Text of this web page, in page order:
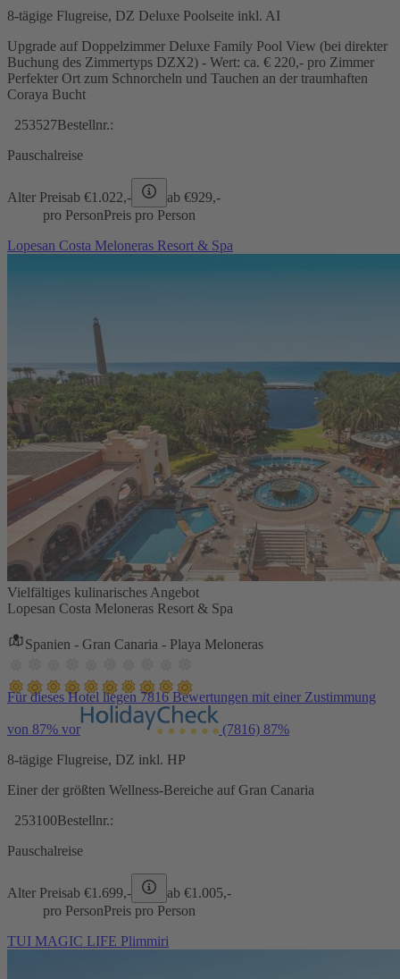
8-tägige Flugreise, DZ Deluxe Poolseite inkl. AI
Upgrade auf Doppelzimmer Deluxe Family Pool View (bei direkter
Buchung des Zimmertyps DZX2) - Wert: ca. € 220,- pro Zimmer
Perfekter Ort zum Schnorcheln und Tauchen an der traumhaften
Coraya Bucht
253527Bestellnr.:
Pauschalreise
Alter Preisab €1.022,- ab €929,-
pro PersonPreis pro Person
Lopesan Costa Meloneras Resort & Spa
Vielfältiges kulinarisches Angebot
Lopesan Costa Meloneras Resort & Spa
Spanien - Gran Canaria - Playa Meloneras
Für dieses Hotel liegen 7816 Bewertungen mit einer Zustimmung
von 87% vor (7816) 87%
8-tägige Flugreise, DZ inkl. HP
Einer der größten Wellness-Bereiche auf Gran Canaria
253100Bestellnr.:
Pauschalreise
Alter Preisab €1.699,- ab €1.005,-
pro PersonPreis pro Person
TUI MAGIC LIFE Plimmiri